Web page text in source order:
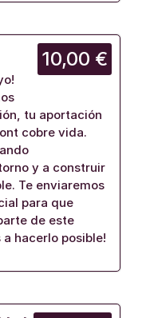
10,00 €
tu aportación
cobre vida.
y a construir
Te enviaremos
para que
de este
a hacerlo posible!